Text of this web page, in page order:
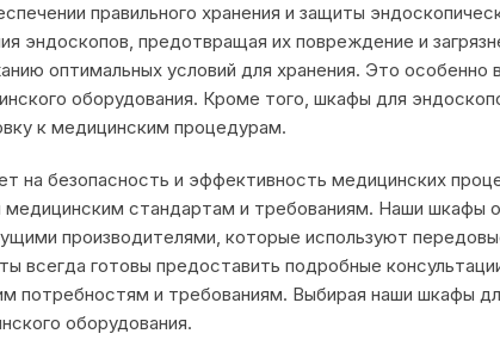
правильного хранения и защиты
эндоскопов, предотвращая их повреждение и
оптимальных условий для хранения. Это особенно
оборудования. Кроме того, шкафы для
к медицинским процедурам.
на безопасность и эффективность медицинских
стандартам и требованиям. Наши шкафы
производителями, которые используют
всегда готовы предоставить подробные
потребностям и требованиям. Выбирая наши шкафы
оборудования.